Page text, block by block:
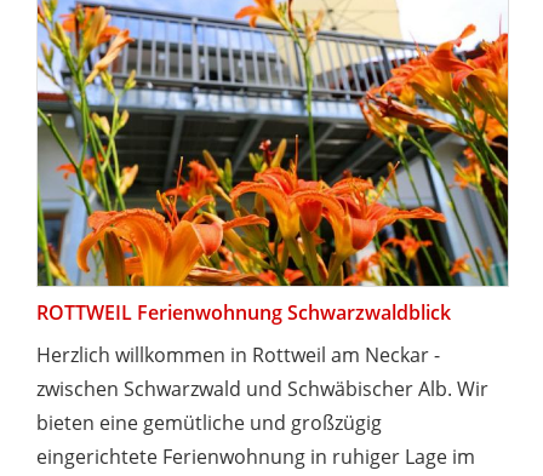
ROTTWEIL Ferienwohnung Schwarzwaldblick
Herzlich willkommen in Rottweil am Neckar -
zwischen Schwarzwald und Schwäbischer Alb. Wir
bieten eine gemütliche und großzügig
eingerichtete Ferienwohnung in ruhiger Lage im